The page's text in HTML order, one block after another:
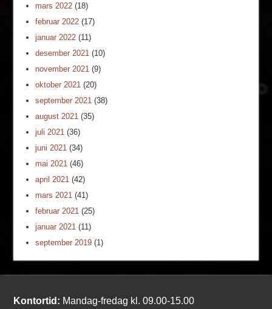
mars 2022 (18)
februar 2022 (17)
januar 2022 (11)
desember 2021 (10)
november 2021 (9)
oktober 2021 (20)
september 2021 (38)
august 2021 (35)
juli 2021 (36)
juni 2021 (34)
mai 2021 (46)
april 2021 (42)
mars 2021 (41)
februar 2021 (25)
januar 2021 (11)
september 2019 (1)
Kontortid: Mandag-fredag kl. 09.00-15.00